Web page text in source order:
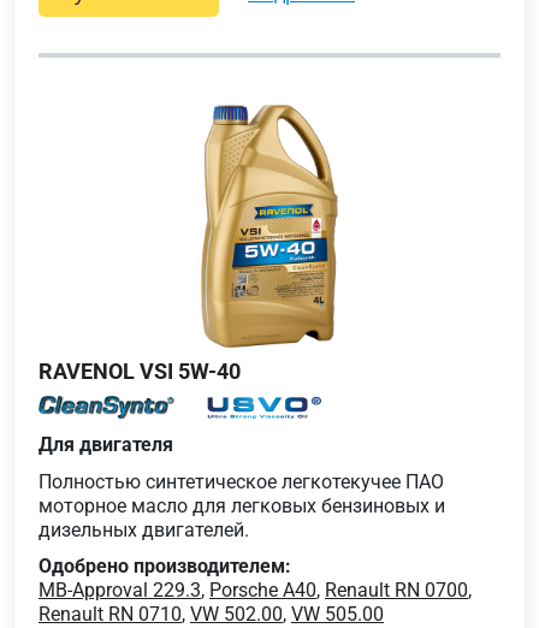
RAVENOL VSI 5W-40
Для двигателя
Полностью синтетическое легкотекучее ПАО
моторное масло для легковых бензиновых и
дизельных двигателей.
Одобрено производителем:
MB-Approval 229.3, Porsche A40, Renault RN 0700,
Renault RN 0710, VW 502.00, VW 505.00